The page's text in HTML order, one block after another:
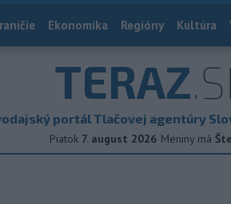
Ekonomika Regióny Kultúra
TERAZ
portál Tlačovej agentúry
Piatok 7. august 2026 Meniny má